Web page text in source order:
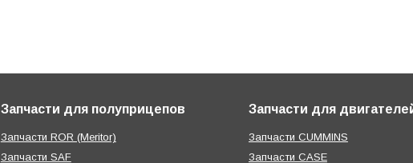
Запчасти для полуприцепов
Запчасти ROR (Meritor)
Запчасти SAF
Запчасти для
Запчасти CUMMINS
Запчасти CASE